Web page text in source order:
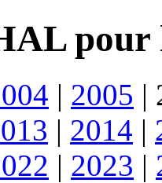
pour
| 2005 |
| 2014 |
| 2023 |